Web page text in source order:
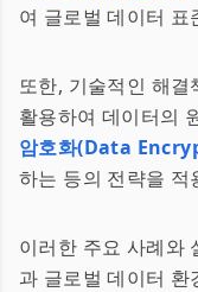
여 글로벌 데이터
또한, 기술적인 해
활용하여 데이터의
암호화(Data
하는 등의 전략을 적
이러한 주요 사례와
과 글로벌 데이터